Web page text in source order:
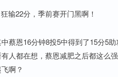
蔡恩16分钟8投5中得到了15分5助
人都在想，蔡恩减肥之后都这么
啊？